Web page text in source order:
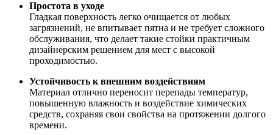
Простота в уходе
Гладкая поверхность легко очищается от любых
загрязнений, не впитывает пятна и не требует сложного
обслуживания, что делает такие стойки практичным
дизайнерским решением для мест с высокой
проходимостью.
Устойчивость к внешним воздействиям
Материал отлично переносит перепады температур,
повышенную влажность и воздействие химических
средств, сохраняя свои свойства на протяжении долгого
времени.